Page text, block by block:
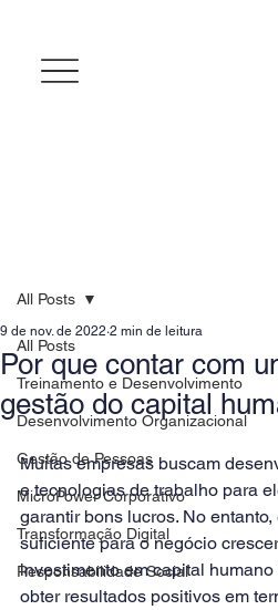
All Posts
Treinamento e Desenvolvimento
Desenvolvimento Organizacional
Gestão de Pessoas
MicroPower Corporativo
Transformação Digital
Responsabilidade Social
All Posts
Por que contar com
gestão do capital
9 de nov. de 2022 2 min de leitura
Muitas empresas buscam
e tecnologias de trabalho para
garantir bons lucros. No
suficiente para o negócio
investimento em capital
obter resultados positivos em